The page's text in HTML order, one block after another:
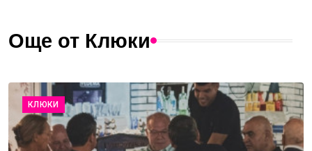
Още от Клюки
КЛЮКИ